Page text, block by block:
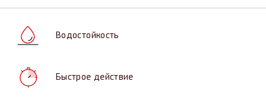
Водостойкость
Быстрое действие